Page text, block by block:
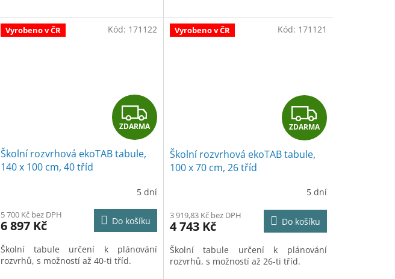
Vyrobeno v ČR
Z
D
R
M
A
ZDARMA
Školní rozvrhová ekoTAB tabule,
140 x 100 cm, 40 tříd
5 dní
5 700 Kč bez DPH
6 897 Kč Do košíku
Školní tabule určení k plánování
rozvrhů, s možností až 40-ti tříd.
Kód: 171122 Vyrobeno v ČR
Z
D
R
M
A
ZDARMA
Školní rozvrhová ekoTAB tabule,
100 x 70 cm, 26 tříd
5 dní
3 919,83 Kč bez DPH
4 743 Kč Do košíku
Školní tabule určení k plánování
rozvrhů, s možností až 26-ti tříd.
Kód: 171121